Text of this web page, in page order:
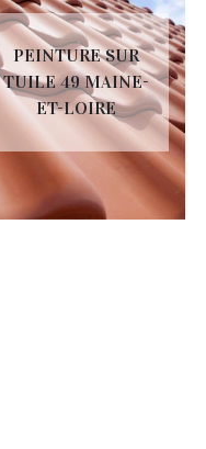
PEINTURE SUR
TUILE 49 MAINE-
ET-LOIRE